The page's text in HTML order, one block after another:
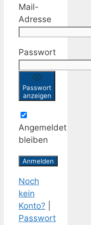
Mail-
Adresse
Passwort
Passwort
anzeigen
Angemeldet
bleiben
Noch
kein
Konto?
Passwort